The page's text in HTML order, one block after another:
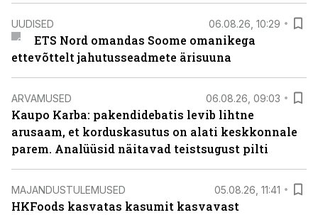
UUDISED 06.08.26, 10:29
ETS Nord omandas Soome omanikega
ettevõttelt jahutusseadmete ärisuuna
ARVAMUSED 06.08.26, 09:03
Kaupo Karba: pakendidebatis levib lihtne
arusaam, et korduskasutus on alati keskkonnale
parem. Analüüsid näitavad teistsugust pilti
MAJANDUSTULEMUSED 05.08.26, 11:41
HKFoods kasvatas kasumit kasvavast